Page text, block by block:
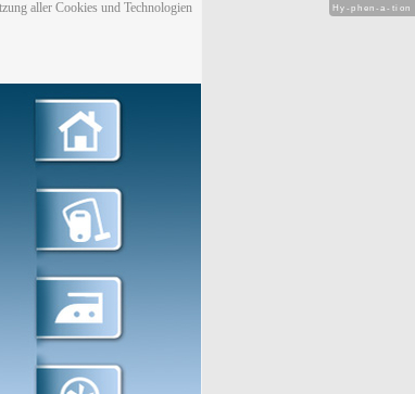
aller Cookies und Technologien
Hy-phen-a-tion